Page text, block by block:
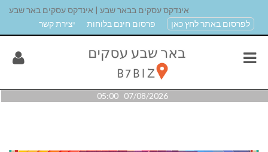
אינדקס עסקים בבאר שבע | אינדקס עסקים באר שבע
לפרסום באתר לחץ כאן
פרסום חינם בלוחות יצירת קשר
07/08/2026 05:00